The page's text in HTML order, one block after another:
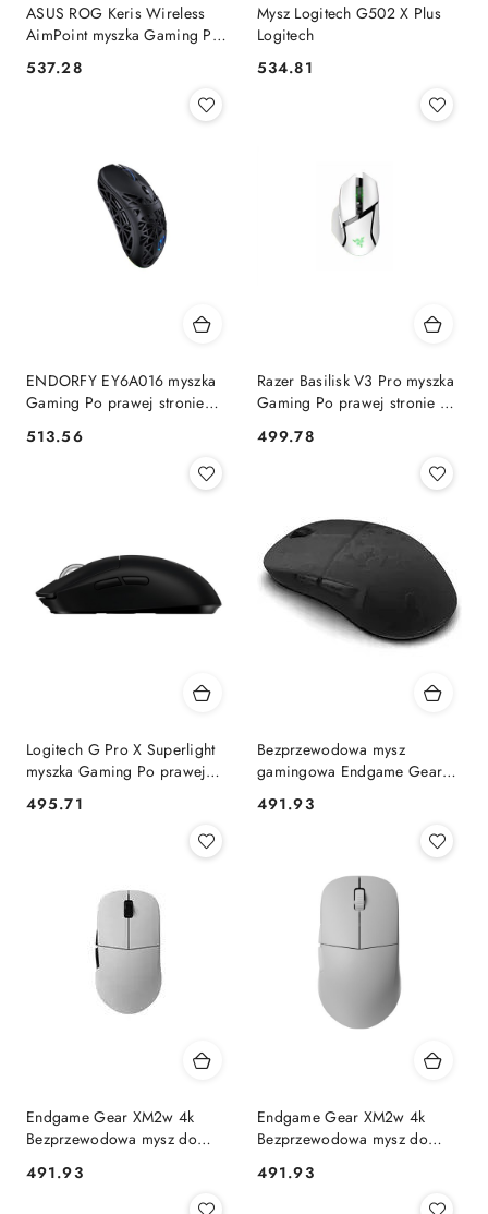
ASUS ROG Keris Wireless
AimPoint myszka Gaming Po
Bluetooth + USB Type-C
Optyczny 36000 DPI ASUS
Cena:
537.28
Mysz Logitech G502 X Plus
Logitech
Cena:
534.81
ENDORFY EY6A016 myszka
Gaming Po prawej stronie
DPI ENDORFY
Cena:
513.56
Razer Basilisk V3 Pro myszka
Gaming Po prawej stronie RF
Type-C Optyczny 30000 DPI
Cena:
499.78
Logitech G Pro X Superlight
myszka Gaming Po prawej
DPI Logitech
Cena:
495.71
Bezprzewodowa mysz
gamingowa Endgame Gear
Endgame Gear
Cena:
491.93
Endgame Gear XM2w 4k
Bezprzewodowa mysz do
Endgame Gear
Cena:
491.93
Endgame Gear XM2w 4k
Bezprzewodowa mysz do
Frost
Cena:
491.93